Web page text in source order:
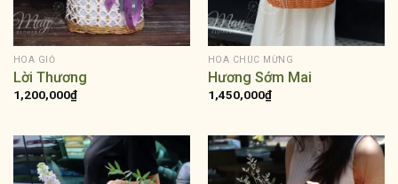
HOA GIỎ
Lời Thương
1,200,000₫
HOA CHÚC MỪNG
Hương Sớm Mai
1,450,000₫